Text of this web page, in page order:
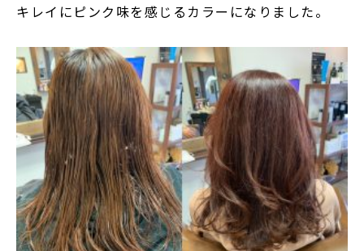
キレイにピンク味を感じるカラーになりました。